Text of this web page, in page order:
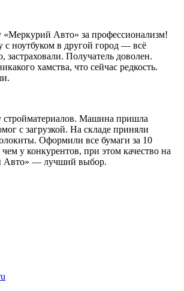
«Меркурий Авто» за профессионализм!
с ноутбуком в другой город — всё
застраховали. Получатель доволен.
хамства, что сейчас редкость.
стройматериалов. Машина пришла
с загрузкой. На складе приняли
Оформили все бумаги за 10
у конкурентов, при этом качество на
Авто» — лучший выбор.